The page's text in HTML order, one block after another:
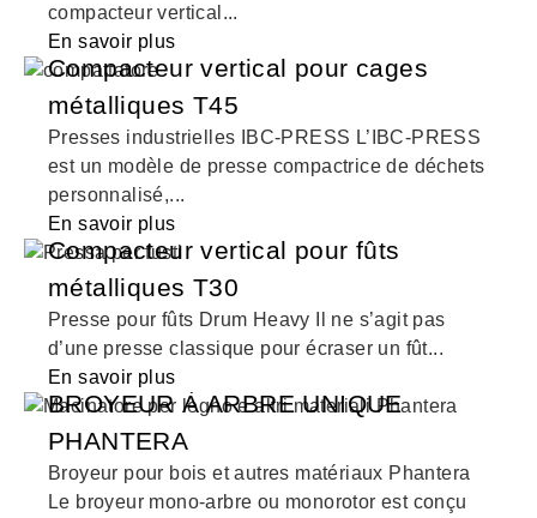
compacteur vertical...
En savoir plus
Compacteur vertical pour cages
métalliques T45
Presses industrielles IBC-PRESS L’IBC-PRESS
est un modèle de presse compactrice de déchets
personnalisé,...
En savoir plus
Compacteur vertical pour fûts
métalliques T30
Presse pour fûts Drum Heavy Il ne s’agit pas
d’une presse classique pour écraser un fût...
En savoir plus
BROYEUR À ARBRE UNIQUE
PHANTERA
Broyeur pour bois et autres matériaux Phantera
Le broyeur mono-arbre ou monorotor est conçu